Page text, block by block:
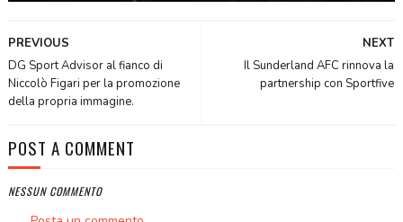
NEXT
Il Sunderland AFC rinnova la
partnership con Sportfive
PREVIOUS
DG Sport Advisor al fianco di
Niccolò Figari per la promozione
della propria immagine.
POST A COMMENT
NESSUN COMMENTO